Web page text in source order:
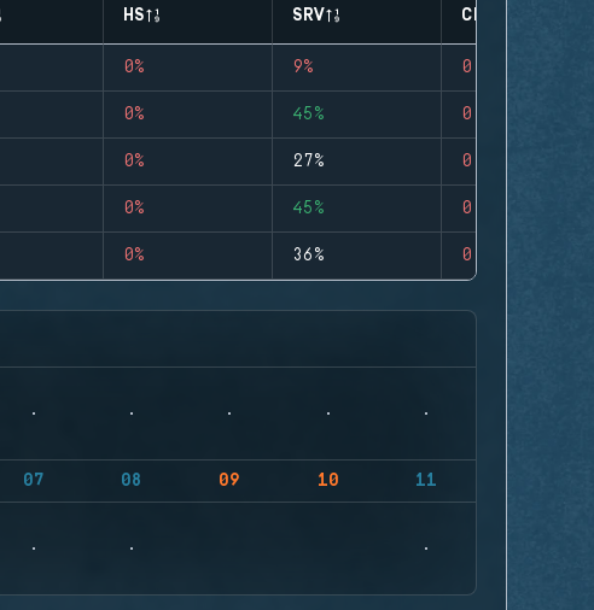
HS SRV CLUTCHES
0% 9% 0
0% 45% 0
0% 27% 0
0% 45% 0
0% 36% 0
07 08 09 10 11